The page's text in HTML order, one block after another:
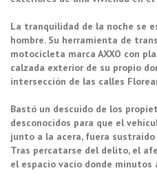
La tranquilidad de la noche se
hombre. Su herramienta de
motocicleta marca AXXO con
calzada exterior de su propio
intersección de las calles
Bastó un descuido de los
desconocidos para que el
junto a la acera, fuera
Tras percatarse del delito, el
el espacio vacío donde minutos